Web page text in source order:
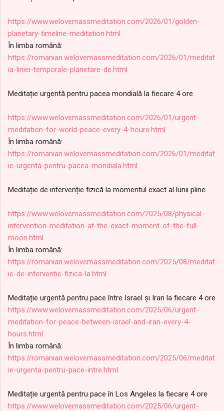
https://www.welovemassmeditation.com/2026/01/golden-
planetary-timeline-meditation.html
În limba română:
https://romanian.welovemassmeditation.com/2026/01/meditat
ia-liniei-temporale-planetare-de.html
Meditație urgentă pentru pacea mondială la fiecare 4 ore
https://www.welovemassmeditation.com/2026/01/urgent-
meditation-for-world-peace-every-4-hours.html
În limba română:
https://romanian.welovemassmeditation.com/2026/01/meditat
ie-urgenta-pentru-pacea-mondiala.html
Meditație de intervenție fizică la momentul exact al lunii pline
https://www.welovemassmeditation.com/2025/08/physical-
intervention-meditation-at-the-exact-moment-of-the-full-
moon.html
În limba română:
https://romanian.welovemassmeditation.com/2025/08/meditat
ie-de-interventie-fizica-la.html
Meditație urgentă pentru pace între Israel și Iran la fiecare 4 ore
https://www.welovemassmeditation.com/2025/06/urgent-
meditation-for-peace-between-israel-and-iran-every-4-
hours.html
În limba română:
https://romanian.welovemassmeditation.com/2025/06/meditat
ie-urgenta-pentru-pace-intre.html
Meditație urgentă pentru pace în Los Angeles la fiecare 4 ore
https://www.welovemassmeditation.com/2025/06/urgent-